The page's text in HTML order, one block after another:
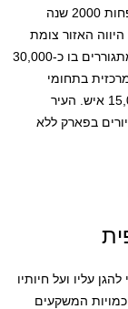
ההתיישבות באזור פארק הרי סימיאן החלה לפני לפחות 2000 שנה
כנראה מסיבות מסחריות. למעשה, עד המאה ה-19 היווה האזור צומת
של דרכי מסחר. כיום 80% משטח הפארק מיושב ומתגוררים בו כ-30,000
בתחומי
שבה מתגוררים כ-15,000 איש. העיר
בפארק ללא
עליו ועל חיותיו
משמעותית כמויות המשקעים